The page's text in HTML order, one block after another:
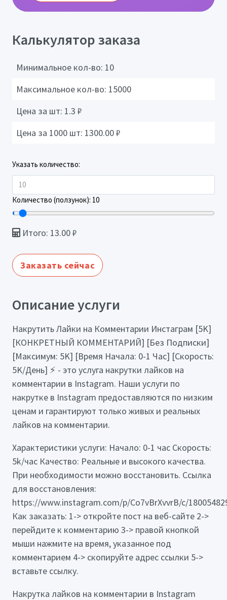
Калькулятор заказа
Минимальное кол-во: 10
Максимальное кол-во: 15000
Цена за шт: 1.3 ₽
Цена за 1000 шт: 1300.00₽
Указать количество:
Количество (ползунок): 10
Итого: 13.00₽
Заказать сейчас
Описание услуги
Накрутить Лайки на Комментарии Инстаграм [5K]
[КОНКРЕТНЫЙ КОММЕНТАРИЙ] [Без Подписки]
[Максимум: 5K] [Время Начала: 0-1 Час] [Скорость:
5K/День] ⚡️ - это услуга накрутки лайков на
комментарии в Instagram. Наши услуги по
накрутке в Instagram предоставляются по низким
ценам и гарантируют только живых и реальных
лайков на комментарии.
Характеристики услуги: Начало: 0-1 час Скорость:
5k/час Качество: Реальные и высокого качества.
При необходимости можно восстановить. Ссылка
для восстановления:
https://www.instagram.com/p/Co7vBrXvvrB/c/
Как заказать: 1-> откройте пост на веб-сайте 2->
перейдите к комментарию 3-> правой кнопкой
мыши нажмите на время, указанное под
комментарием 4-> скопируйте адрес ссылки 5->
вставьте ссылку.
Накрутка лайков на комментарии в Instagram